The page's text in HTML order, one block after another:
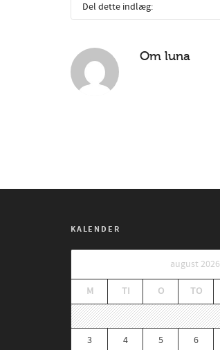
Del dette indlæg:
Om luna
KALENDER
august 2026
M TI O TO
3
4 5 6